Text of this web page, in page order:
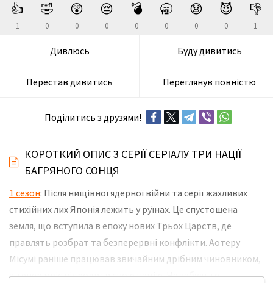
👍
1
🤣
0
😲
0
😔
0
💣
0
🥱
0
😧
0
😈
0
👎
1
Дивлюсь Буду дивитись
Перестав дивитись Переглянув повністю
Поділитись з друзями!
КОРОТКИЙ ОПИС 3 СЕРІЇ СЕРІАЛУ ТРИ НАЦІЇ
БАГРЯНОГО СОНЦЯ
1 сезон: Після нищівної ядерної війни та серії жахливих
стихійних лих Японія лежить у руїнах. Це спустошена
земля, що вступила в епоху нових Трьох Царств, де
правлять розбрат та безперервні конфлікти. Аотеру
Місумі раніше працював звичайним дрібним чиновником,
а тепер мріє відродити свою націю. Не забудьте